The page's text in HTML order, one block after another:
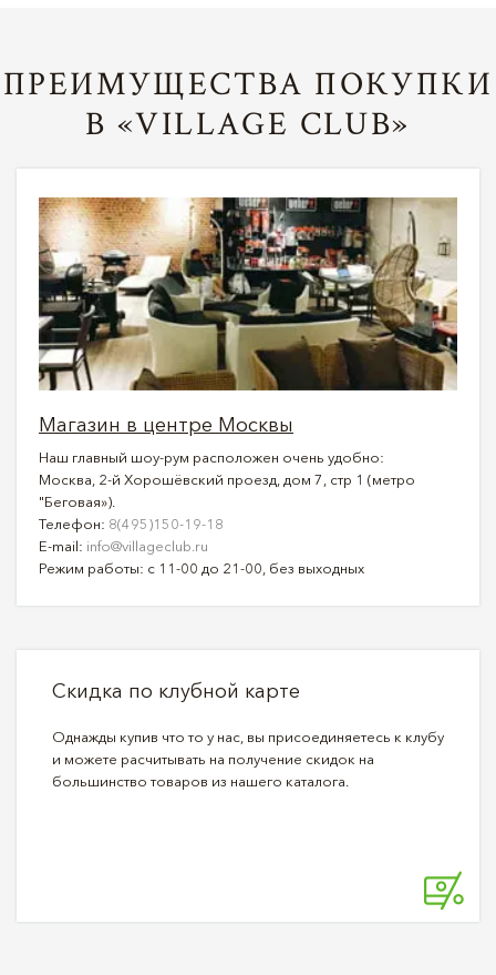
ПРЕИМУЩЕСТВА ПОКУПКИ
В «VILLAGE CLUB»
Магазин в центре Москвы
Наш главный шоу-рум расположен очень удобно:
Москва, 2-й Хорошёвский проезд, дом 7, стр 1 (метро
"Беговая»).
Телефон: 8(495)150-19-18
E-mail: info@villageclub.ru
Режим работы: с 11-00 до 21-00, без выходных
Скидка по клубной карте
Однажды купив что то у нас, вы присоединяетесь к клубу
и можете расчитывать на получение скидок на
большинство товаров из нашего каталога.